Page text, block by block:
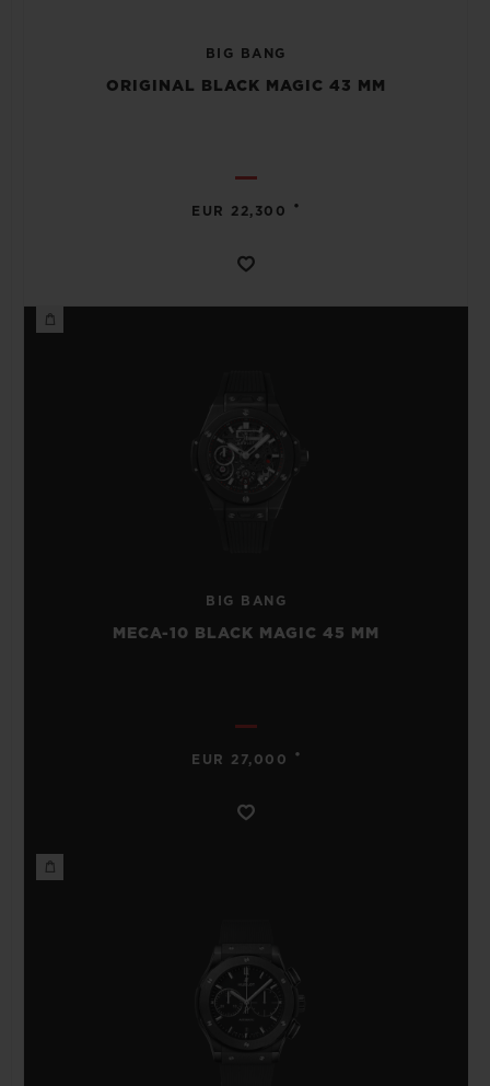
BIG BANG
ORIGINAL BLACK MAGIC 43 MM
EUR 22,300 •
BIG BANG
MECA-10 BLACK MAGIC 45 MM
EUR 27,000 •